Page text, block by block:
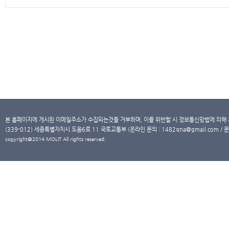
본 홈페이지에 게시된 이메일주소가 수집되는것을 거부하며, 이를 위반할 시 정보통신망법에 의
(339-012) 세종특별자치시 도움6로 11 국토교통부 (온라인 문의 : 1482qna@gmail.com /
copyright@2014 MOLIT All rights reserved.